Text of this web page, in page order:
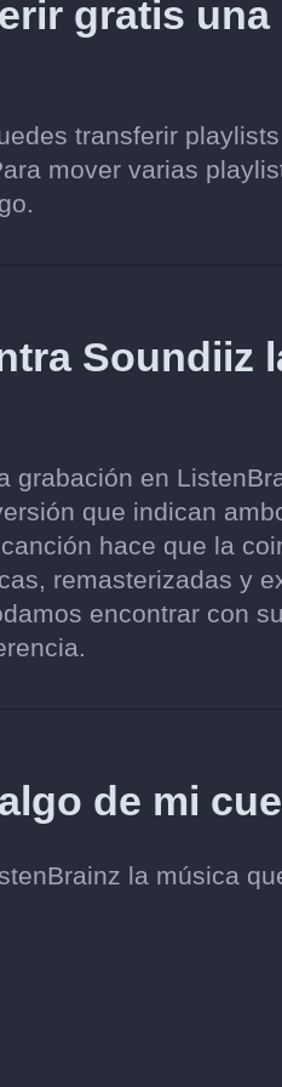
gratis
transferir
mover varias
Soundiiz
grabación en
que indican
hace que la
remasterizadas y
encontrar con
de mi
la música